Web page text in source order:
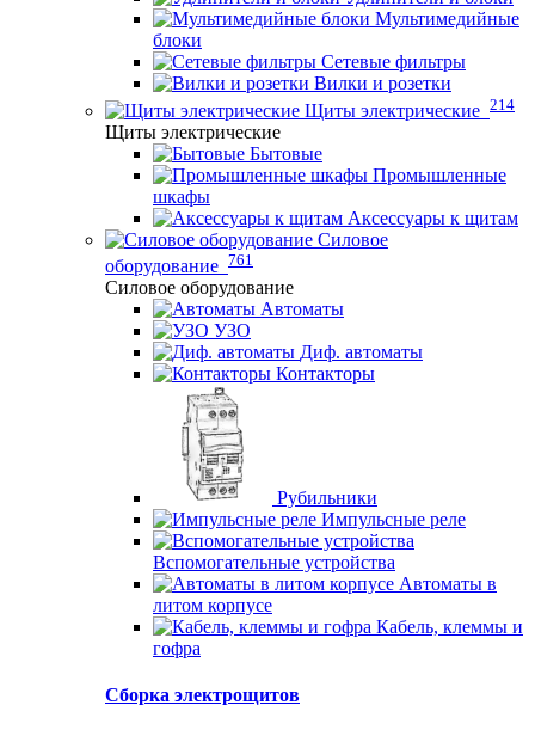
Мультимедийные
блоки
Сетевые фильтры
Вилки и розетки
Щиты электрические 214
Щиты электрические
Бытовые
Промышленные
шкафы
Аксессуары к щитам
Силовое
оборудование 761
Силовое оборудование
Автоматы
УЗО
Диф. автоматы
Контакторы
Рубильники
Импульсные реле
Вспомогательные устройства
Автоматы в
литом корпусе
Кабель, клеммы и
гофра
Сборка электрощитов